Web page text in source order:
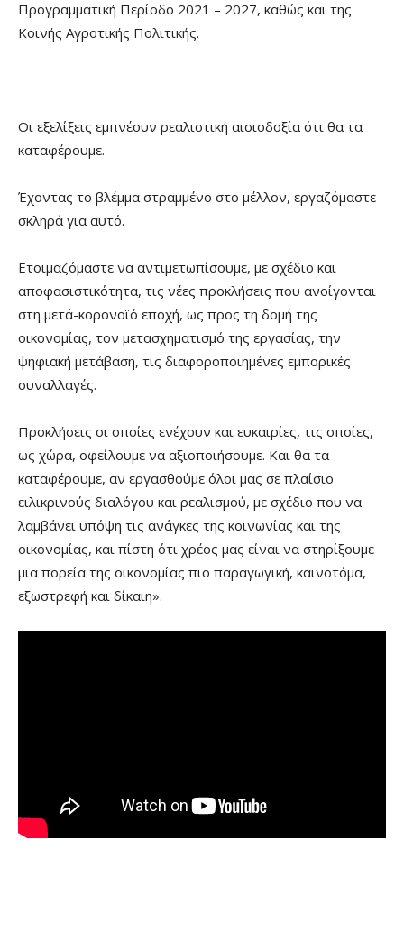
Προγραμματική Περίοδο 2021 – 2027, καθώς και της
Κοινής Αγροτικής Πολιτικής.
Οι εξελίξεις εμπνέουν ρεαλιστική αισιοδοξία ότι θα τα
καταφέρουμε.
Έχοντας το βλέμμα στραμμένο στο μέλλον, εργαζόμαστε
σκληρά για αυτό.
Ετοιμαζόμαστε να αντιμετωπίσουμε, με σχέδιο και
αποφασιστικότητα, τις νέες προκλήσεις που ανοίγονται
στη μετά-κορονοϊό εποχή, ως προς τη δομή της
οικονομίας, τον μετασχηματισμό της εργασίας, την
ψηφιακή μετάβαση, τις διαφοροποιημένες εμπορικές
συναλλαγές.
Προκλήσεις οι οποίες ενέχουν και ευκαιρίες, τις οποίες,
ως χώρα, οφείλουμε να αξιοποιήσουμε. Και θα τα
καταφέρουμε, αν εργασθούμε όλοι μας σε πλαίσιο
ειλικρινούς διαλόγου και ρεαλισμού, με σχέδιο που να
λαμβάνει υπόψη τις ανάγκες της κοινωνίας και της
οικονομίας, και πίστη ότι χρέος μας είναι να στηρίξουμε
μια πορεία της οικονομίας πιο παραγωγική, καινοτόμα,
εξωστρεφή και δίκαιη».